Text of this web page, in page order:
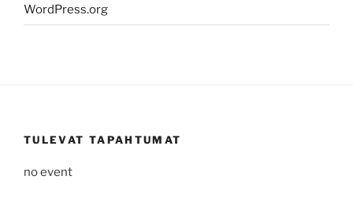
WordPress.org
TULEVAT TAPAHTUMAT
no event